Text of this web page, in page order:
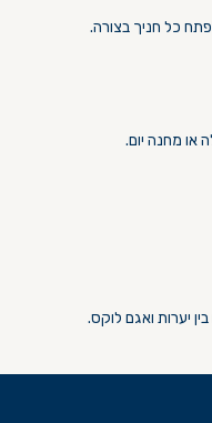
.הביטוי “כל ישראל ערבים זה לזה”, נותן מקום לפתח כל חניך בצורה
או מחנה יום